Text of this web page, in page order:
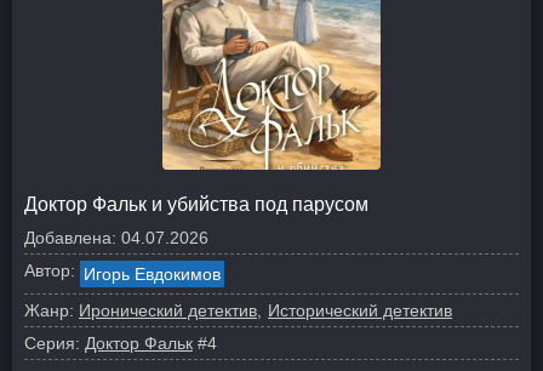
Доктор Фальк и убийства под парусом
Добавлена: 04.07.2026
Автор: Игорь Евдокимов
Жанр: Иронический детектив
Исторический детектив
Серия: Доктор Фальк #4